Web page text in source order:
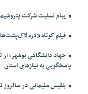
پیام تسلیت شرکت
فیلم کوتاه «دره
جهاد دانشگاهی بوشهر؛
پاسخگویی به نیازهای استان
بلقیس سلیمانی در سالروز